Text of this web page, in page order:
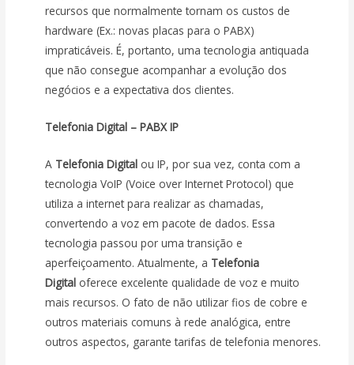
recursos que normalmente tornam os custos de
hardware (Ex.: novas placas para o PABX)
impraticáveis. É, portanto, uma tecnologia antiquada
que não consegue acompanhar a evolução dos
negócios e a expectativa dos clientes.
Telefonia Digital – PABX IP
A Telefonia Digital ou IP, por sua vez, conta com a
tecnologia VoIP (Voice over Internet Protocol) que
utiliza a internet para realizar as chamadas,
convertendo a voz em pacote de dados. Essa
tecnologia passou por uma transição e
aperfeiçoamento. Atualmente, a Telefonia
Digital oferece excelente qualidade de voz e muito
mais recursos. O fato de não utilizar fios de cobre e
outros materiais comuns à rede analógica, entre
outros aspectos, garante tarifas de telefonia menores.